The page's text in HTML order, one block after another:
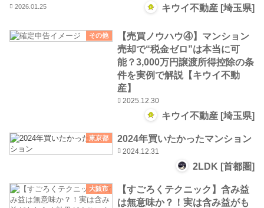
2026.01.25 キウイ不動産 [埼玉県]
その他
【売買ノウハウ④】マンション
売却で“税金ゼロ”は本当に可
能？3,000万円譲渡所得控除の条
件を実例で解説【キウイ不動
産】
2025.12.30
キウイ不動産 [埼玉県]
東京都 2024年買いたかったマンション
2024.12.31
2LDK [首都圏]
大阪市
【すごろくテクニック】含み益
は無意味か？！実は含み益がも